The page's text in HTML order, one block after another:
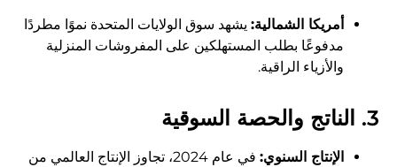
أمريكا الشمالية: يشهد سوق الولايات المتحدة نموًا مطردًا
مدفوعًا بطلب المستهلكين على المفروشات المنزلية
والأزياء الراقية.
3. الناتج والحصة السوقية
الإنتاج السنوي:
في عام 2024، تجاوز الإنتاج العالمي من